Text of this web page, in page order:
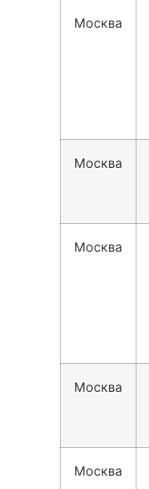
Москва
Москва
Москва
Москва
Москва